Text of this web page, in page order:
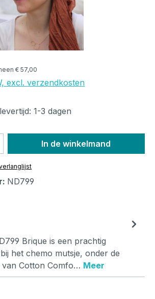
€ 57,00
excl. verzendkosten
1-3 dagen
Voer de
In de winkelmand
ND799
Brique is een prachtig
het chemo mutsje, onder de
van Cotton Comfo… Meer